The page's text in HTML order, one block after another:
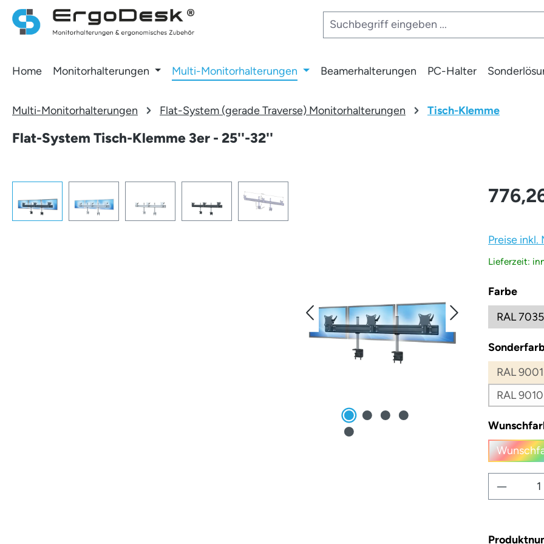
Hauptinhalt springen
Zur Suche springen
Zur Hauptnavigation springen
Home Monitorhalterungen Multi-Monitorhalterungen Beamerhalterungen PC-Halter
Multi-Monitorhalterungen Flat-System (gerade Traverse) Monitorhalterungen Tisch-Klemme
Flat-System Tisch-Klemme 3er - 25''-32''
Preise inkl.
Lieferzeit:
Farbe
RAL
RAL
RAL